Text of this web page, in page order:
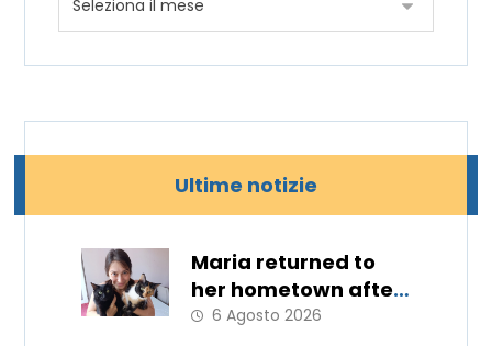
Ultime notizie
Maria returned to
her hometown after
11 months
6 Agosto 2026